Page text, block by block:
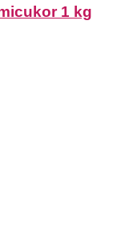
1 kg